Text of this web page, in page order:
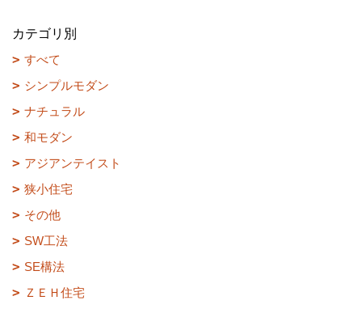
カテゴリ別
すべて
シンプルモダン
ナチュラル
和モダン
アジアンテイスト
狭小住宅
その他
SW工法
SE構法
ＺＥＨ住宅